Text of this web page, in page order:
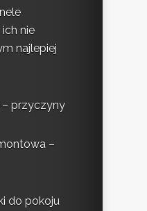
nie
najlepiej
– przyczyny
–
do pokoju